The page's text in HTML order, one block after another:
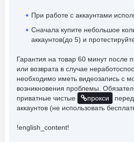
При работе с аккаунтами
Сначала купите небольшое
аккаунтов(до 5) и
Гарантия на товар 60 минут после
или возврата в случае
необходимо иметь видеозапись с
возникновения проблемы.
приватные чистые
прокси
аккаунтов (не использовать
!english_content!